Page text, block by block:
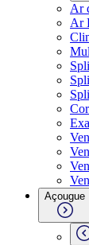
Ar
Ar
Açougue